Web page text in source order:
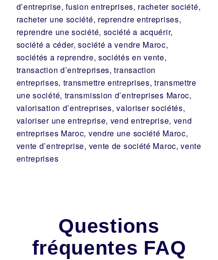
d’entreprise, fusion entreprises, racheter société,
racheter une société, reprendre entreprises,
reprendre une société, société a acquérir,
société a céder, société a vendre Maroc,
sociétés a reprendre, sociétés en vente,
transaction d’entreprises, transaction
entreprises, transmettre entreprises, transmettre
une société, transmission d’entreprises Maroc,
valorisation d’entreprises, valoriser sociétés,
valoriser une entreprise, vend entreprise, vend
entreprises Maroc, vendre une société Maroc,
vente d’entreprise, vente de société Maroc, vente
entreprises
Questions
fréquentes FAQ